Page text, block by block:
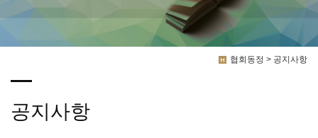
협회동정 > 공지사항
공지사항